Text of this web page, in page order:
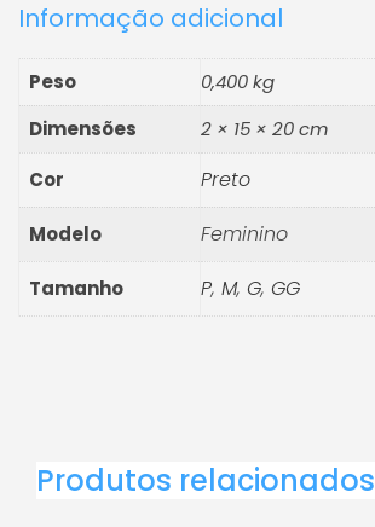
Informação adicional
Peso
0,400 kg
Dimensões
2 × 15 × 20 cm
Cor
Preto
Modelo Feminino
Tamanho P, M, G, GG
Produtos relacionados